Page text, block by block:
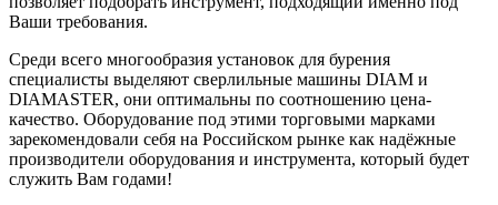
Ваши требования.
Среди всего многообразия установок для бурения
специалисты выделяют сверлильные машины DIAM и
DIAMASTER, они оптимальны по соотношению цена-
качество. Оборудование под этими торговыми марками
зарекомендовали себя на Российском рынке как надёжные
производители оборудования и инструмента, который будет
служить Вам годами!